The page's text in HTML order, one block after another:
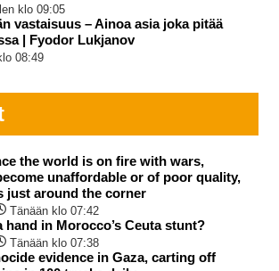
klo 09:05
vastaisuus – Ainoa asia joka pitää
| Fyodor Lukjanov
08:49
the world is on fire with wars,
unaffordable or of poor quality,
just around the corner
Tänään klo 07:42
hand in Morocco’s Ceuta stunt?
Tänään klo 07:38
evidence in Gaza, carting off